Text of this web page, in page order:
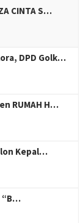
CINTA S…
DPD Golk…
RUMAH H…
Kepal…
“B…